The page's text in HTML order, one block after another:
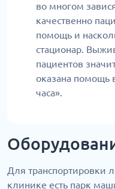
во многом
качественно
помощь и
стационар.
пациентов
оказана помощь
часа».
Для транспортировки
клинике есть парк